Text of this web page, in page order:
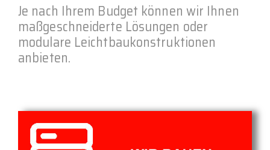
Je nach Ihrem Budget können wir Ihnen
maßgeschneiderte Lösungen oder
modulare Leichtbaukonstruktionen
anbieten.